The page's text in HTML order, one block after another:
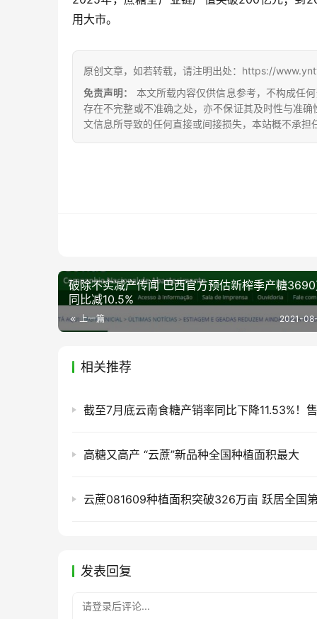
用大市。
原创文章，如若转载，请注明出处：https://
免责声明：
本文所载内容仅供信息参考，不构成任
存在不完整或不准确之处，亦不保证其及时性与准
文信息所导致的任何直接或间接损失，本站概不承担
破除不实减产传闻 巴西官方预估新榨季产糖
同比减10.5%
上一篇 2021-
相关推荐
高糖又高产 “云蔗”新品种全国种植面积最大
云蔗081609种植面积突破326万亩 跃居全国
发表回复
请登录后评论...